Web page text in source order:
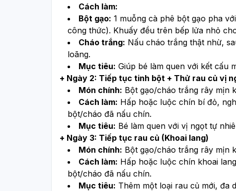
Cách làm:
Bột gạo: 1 muỗng cà phê bột gạo pha
công thức). Khuấy đều trên bếp lửa nhỏ
Cháo trắng: Nấu cháo trắng thật nhừ,
loãng.
Mục tiêu: Giúp bé làm quen với kết cấu
+ Ngày 2: Tiếp tục tinh bột + Thử rau củ vị
Món chính: Bột gạo/cháo trắng rây mịn
Cách làm: Hấp hoặc luộc chín bí đỏ,
bột/cháo đã nấu chín.
Mục tiêu: Bé làm quen với vị ngọt tự
+ Ngày 3: Tiếp tục rau củ (Khoai lang)
Món chính: Bột gạo/cháo trắng rây mịn
Cách làm: Hấp hoặc luộc chín khoai
bột/cháo đã nấu chín.
Mục tiêu: Thêm một loại rau củ mới, đa